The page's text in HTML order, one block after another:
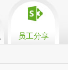
员工分享